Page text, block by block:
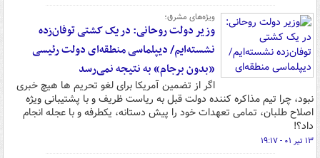
ویژه‌های مشرق؛
وزیر دولت روحانی: در یک کشتی توفان‌زده
نشسته‌ایم/ دیپلماسی منطقه‌ای دولت رئیسی
«بدون برجام» به نتیجه نمی‌رسد
اگر از تضمین آمریکا برای لغو تحریم ها هیچ خبری
نبود، چرا تیم مذاکره کننده دولت قبل به ریاست ظریف و با پشتیبانی ویژه
اصلاح طلبان، تمامی تعهدات خود را پیش دستانه، یکطرفه و با عجله انجام
داد؟!
۱۳ تیر ۰۱ - ۱۹:۱۷